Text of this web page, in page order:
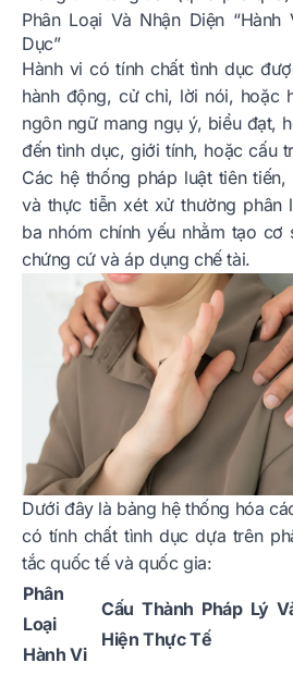
Phân Loại Và Nhận Diện
Dục”
Hành vi có tính chất tình dục
hành động, cử chỉ, lời nói, hoặc
ngôn ngữ mang ngụ ý, biểu đạt,
đến tình dục, giới tính, hoặc cấu
Các hệ thống pháp luật tiên
và thực tiễn xét xử thường phân
ba nhóm chính yếu nhằm tạo
chứng cứ và áp dụng chế tài.
Dưới đây là bảng hệ thống hóa
có tính chất tình dục dựa trên
tắc quốc tế và quốc gia:
Phân
Loại
Hành Vi
Cấu Thành Pháp Lý
Hiện Thực Tế